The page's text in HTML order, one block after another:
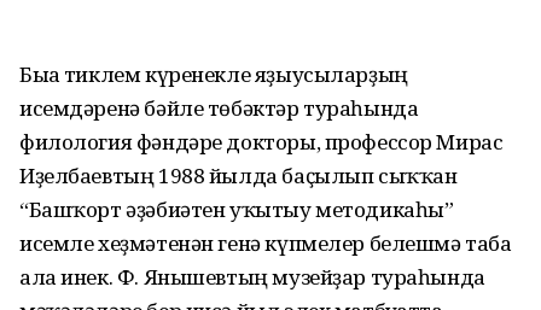
Быға тиклем күренекле яҙыусы­ларҙың
исемдәренә бәйле төбәк­тәр тураһында
филология фән­дәре докторы, профессор Мирас
Иҙелбаевтың 1988 йылда баҫы­лып сыҡҡан
“Башҡорт әҙәбиәтен уҡытыу методикаһы”
исемле хеҙ­мәтенән генә күпмелер белешмә таба
ала инек. Ф. Янышевтың музейҙар тураһында